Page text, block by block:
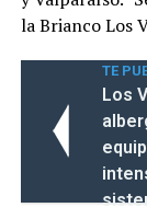
la Brianco Los
TE
Los